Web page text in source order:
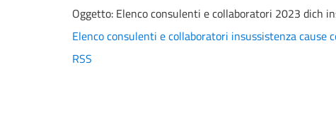
Oggetto: Elenco consulenti e collaboratori 2023 dich
Elenco consulenti e collaboratori insussistenza
RSS